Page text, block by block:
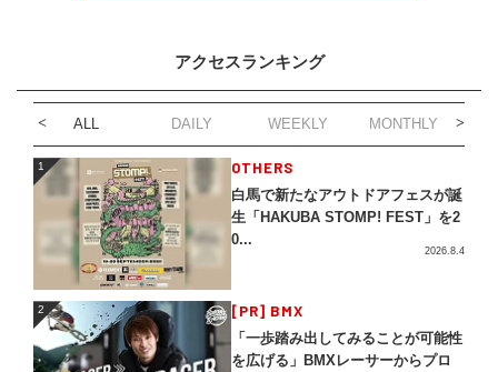
アクセスランキング
ALL DAILY WEEKLY MONTHLY
1 OTHERS
白馬で新たなアウトドアフェスが誕
生「HAKUBA STOMP! FEST」を2
0...
2026.8.4
2 [PR] BMX
「一歩踏み出してみることが可能性
を広げる」BMXレーサーからプロ